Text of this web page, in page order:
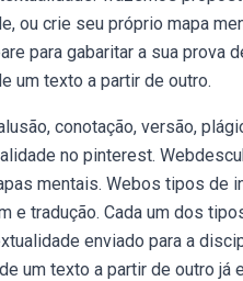
ou crie seu próprio mapa
para gabaritar a sua prova
um texto a partir de outro.
conotação, versão,
no pinterest.
mentais. Webos tipos de
e tradução. Cada um dos
enviado para a
um texto a partir de outro já